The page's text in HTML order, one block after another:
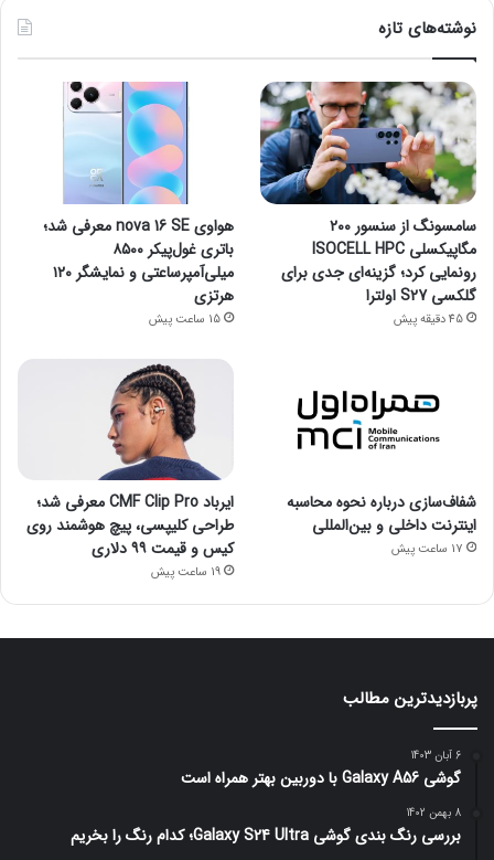
نوشته‌های تازه
سامسونگ از سنسور ۲۰۰
مگاپیکسلی ISOCELL HPC
رونمایی کرد؛ گزینه‌ای جدی برای
گلکسی S27 اولترا
45 دقیقه پیش
هواوی nova 16 SE معرفی شد؛
باتری غول‌پیکر ۸۵۰۰
میلی‌آمپرساعتی و نمایشگر ۱۲۰
هرتزی
15 ساعت پیش
شفاف‌سازی درباره نحوه محاسبه
اینترنت داخلی و بین‌المللی
17 ساعت پیش
ایرباد CMF Clip Pro معرفی شد؛
طراحی کلیپسی، پیچ هوشمند روی
کیس و قیمت ۹۹ دلاری
19 ساعت پیش
پربازدیدترین مطالب
6 آبان 1403
گوشی Galaxy A56 با دوربین بهتر همراه است
8 بهمن 1402
بررسی رنگ بندی گوشی Galaxy S24 Ultra؛ کدام رنگ را بخریم